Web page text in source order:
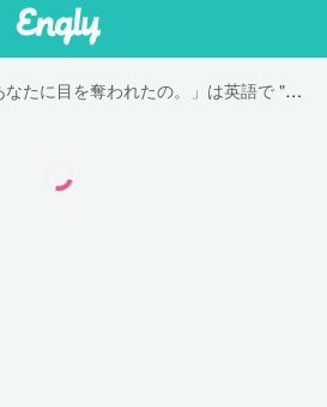
「あなたに目を奪われたの。」は英語で "You caught my eyes."